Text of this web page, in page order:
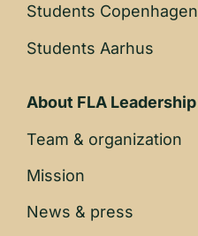
Students Copenhagen
Students Aarhus
About FLA Leadership
Team & organization
Mission
News & press